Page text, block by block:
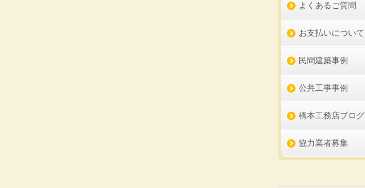
よくあるご質問
お支払いについて
民間建築事例
公共工事事例
橋本工務店ブログ
協力業者募集